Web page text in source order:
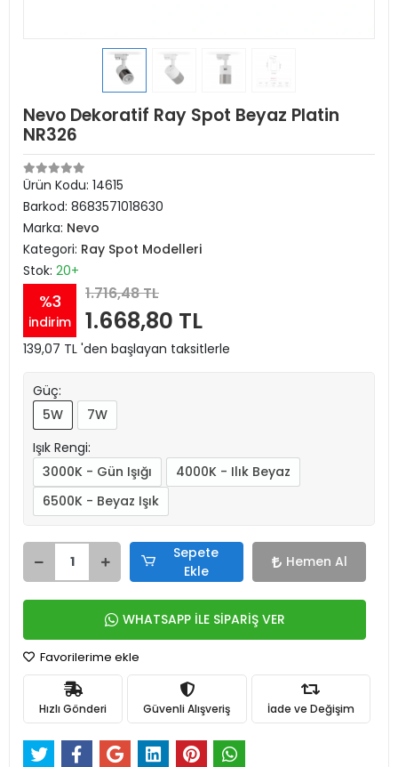
Nevo Dekoratif Ray Spot Beyaz Platin
NR326
Ürün Kodu: 14615
Barkod: 8683571018630
Marka: Nevo
Kategori: Ray Spot Modelleri
Stok: 20+
%3
indirim
1.716,48 TL
1.668,80 TL
139,07 TL 'den başlayan taksitlerle
Güç:
5W
7W
Işık Rengi:
3000K - Gün Işığı
4000K - Ilık Beyaz
6500K - Beyaz Işık
Sepete
Ekle
Hemen Al
WHATSAPP İLE SİPARİŞ VER
Favorilerime ekle
Hızlı Gönderi Güvenli Alışveriş İade ve Değişim